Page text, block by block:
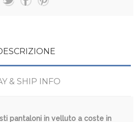
& SHIP INFO
pantaloni in velluto a coste in